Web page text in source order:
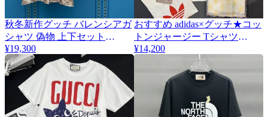
秋冬新作グッチ バレンシアガ
シャツ 偽物 上下セット
gum77077
¥19,300
おすすめ adidas×グッチ★コッ
トンジャージー Tシャツ
guw27024
¥14,200